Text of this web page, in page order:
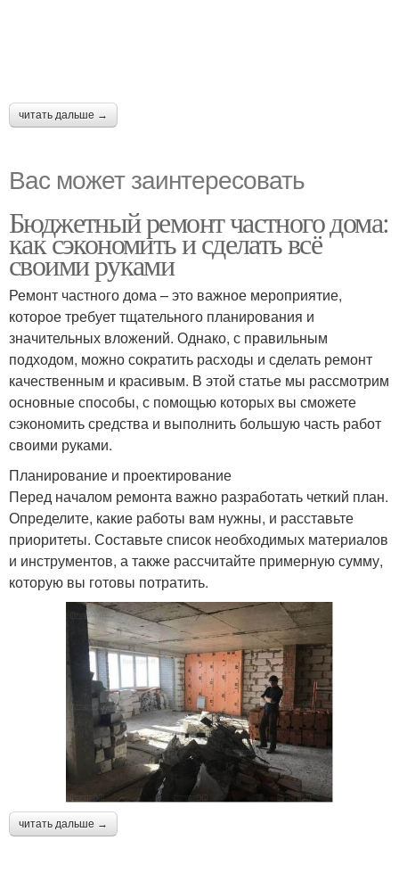
читать дальше →
Вас может заинтересовать
Бюджетный ремонт частного дома:
как сэкономить и сделать всё
своими руками
Ремонт частного дома – это важное мероприятие,
которое требует тщательного планирования и
значительных вложений. Однако, с правильным
подходом, можно сократить расходы и сделать ремонт
качественным и красивым. В этой статье мы рассмотрим
основные способы, с помощью которых вы сможете
сэкономить средства и выполнить большую часть работ
своими руками.
Планирование и проектирование
Перед началом ремонта важно разработать четкий план.
Определите, какие работы вам нужны, и расставьте
приоритеты. Составьте список необходимых материалов
и инструментов, а также рассчитайте примерную сумму,
которую вы готовы потратить.
читать дальше →